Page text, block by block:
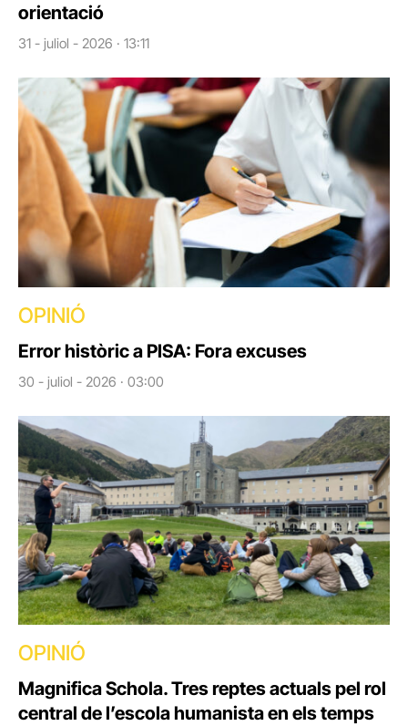
orientació
31 - juliol - 2026 · 13:11
OPINIÓ
Error històric a PISA: Fora excuses
30 - juliol - 2026 · 03:00
OPINIÓ
Magnifica Schola. Tres reptes actuals pel rol
central de l’escola humanista en els temps